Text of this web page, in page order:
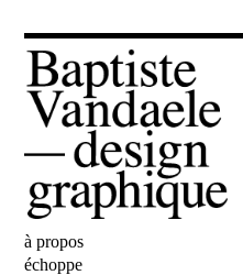
Baptiste Vandaele
à propos
échoppe